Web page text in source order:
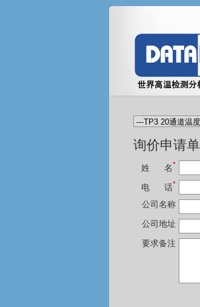
询价申请单
姓 名*
电 话*
公司名称
公司地址
要求备注